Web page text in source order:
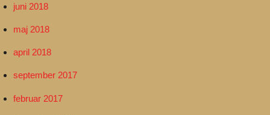
juni 2018
maj 2018
april 2018
september 2017
februar 2017